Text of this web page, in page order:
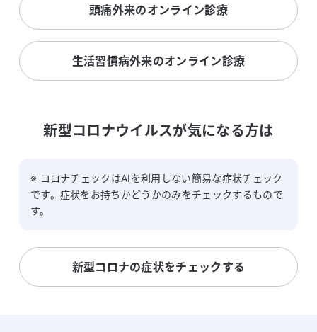
頭痛外来のオンライン診療
生活習慣病外来のオンライン診療
新型コロナウイルスが気になる方は
※ コロナチェックはAIを利用しない簡易な症状チェック
です。症状をお持ちかどうかのみをチェックするもので
す。
新型コロナの症状をチェックする